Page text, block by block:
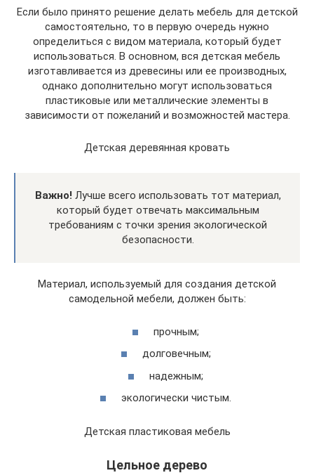
Если было принято решение делать мебель для детской
самостоятельно, то в первую очередь нужно
определиться с видом материала, который будет
использоваться. В основном, вся детская мебель
изготавливается из древесины или ее производных,
однако дополнительно могут использоваться
пластиковые или металлические элементы в
зависимости от пожеланий и возможностей мастера.
Детская деревянная кровать
Важно! Лучше всего использовать тот материал,
который будет отвечать максимальным
требованиям с точки зрения экологической
безопасности.
Материал, используемый для создания детской
самодельной мебели, должен быть:
прочным;
долговечным;
надежным;
экологически чистым.
Детская пластиковая мебель
Цельное дерево